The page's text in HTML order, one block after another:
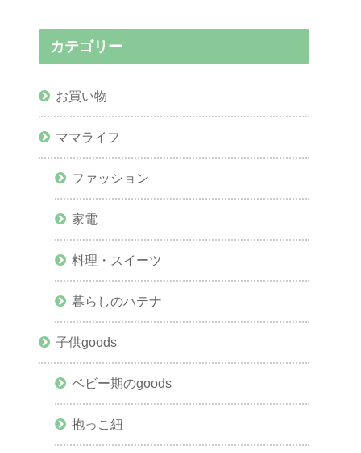
カテゴリー
お買い物
ママライフ
ファッション
家電
料理・スイーツ
暮らしのハテナ
子供goods
ベビー期のgoods
抱っこ紐